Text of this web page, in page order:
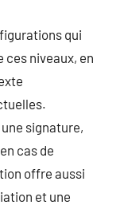
qui
niveaux, en
une signature,
cas de
offre aussi
et une